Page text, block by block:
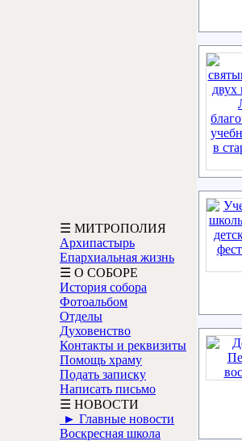
☰ МИТРОПОЛИЯ
Архипастырь
Епархиальная жизнь
☰ О СОБОРЕ
История собора
Фотоальбом
Отделы
Духовенство
Контакты и реквизиты
Помощь храму
Подать записку
Написать письмо
☰ НОВОСТИ
► Главные новости
Воскресная школа